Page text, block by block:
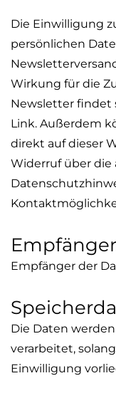
Die Einwilligung
persönlichen
Wirkung für die
Newsletter findet
Link. Außerdem
direkt auf dieser
Widerruf über die
Empfänger der
Die Daten
verarbeitet,
Einwilligung